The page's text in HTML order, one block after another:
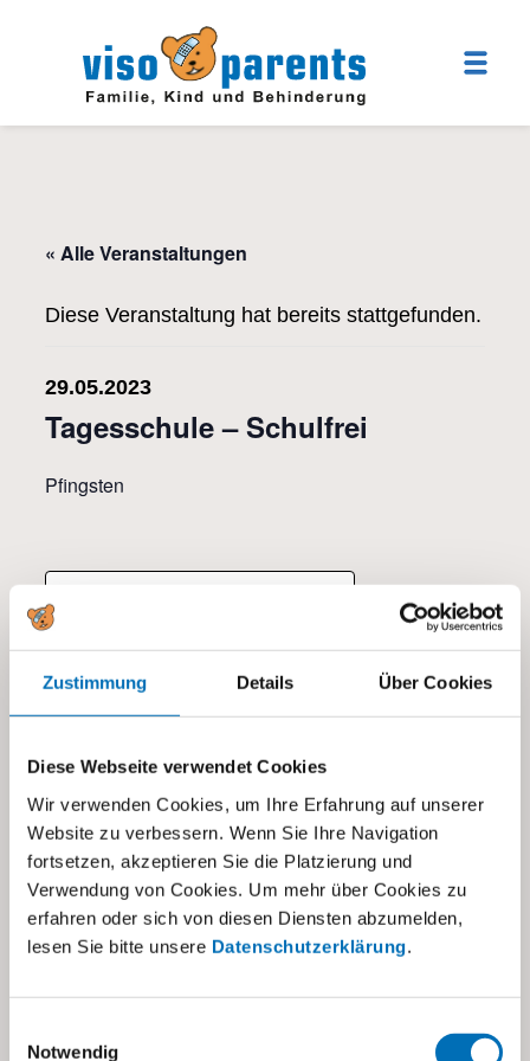
Zustimmung Details Über Cookies
Diese Webseite verwendet Cookies
Wir verwenden Cookies, um Ihre Erfahrung auf unserer
Website zu verbessern. Wenn Sie Ihre Navigation
fortsetzen, akzeptieren Sie die Platzierung und
Verwendung von Cookies. Um mehr über Cookies zu
erfahren oder sich von diesen Diensten abzumelden,
lesen Sie bitte unsere Datenschutzerklärung.
Notwendig
« Alle Veranstaltungen
Diese Veranstaltung hat bereits stattgefunden.
29.05.2023
Tagesschule – Schulfrei
Pfingsten
DETAILS
29.05.2023